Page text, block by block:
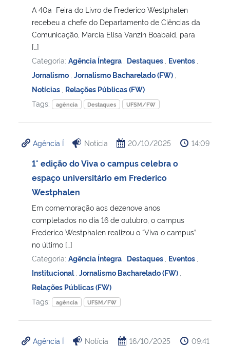
A 40a Feira do Livro de Frederico Westphalen
recebeu a chefe do Departamento de Ciências da
Comunicação, Marcia Elisa Vanzin Boabaid, para
[…]
Categoria: Agência Íntegra Destaques Eventos
Jornalismo
Jornalismo Bacharelado (FW)
Notícias Relações Públicas (FW)
Tags:
agência Destaques UFSM/FW
Agência Í Notícia 20/10/2025 14:09
1° edição do Viva o campus celebra o
espaço universitário em Frederico
Westphalen
Em comemoração aos dezenove anos
completados no dia 16 de outubro, o campus
Frederico Westphalen realizou o “Viva o campus”
no último […]
Categoria: Agência Íntegra Destaques Eventos
Institucional
Jornalismo Bacharelado (FW)
Relações Públicas (FW)
Tags:
agência UFSM/FW
Agência Í Notícia 16/10/2025 09:41